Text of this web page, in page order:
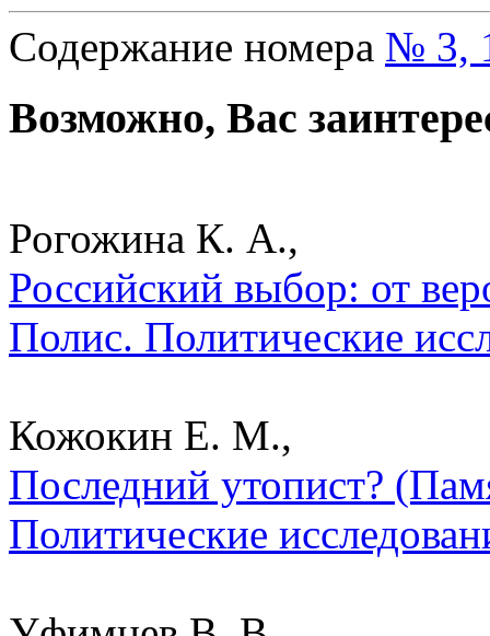
Содержание номера № 3,
Возможно, Вас
Рогожина К. А.,
Российский выбор: от
Полис. Политические
Кожокин Е. М.,
Последний утопист?
Политические